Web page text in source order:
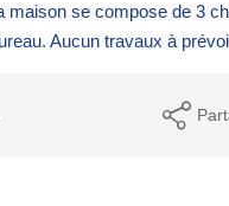
maison se compose de 3
Aucun travaux à